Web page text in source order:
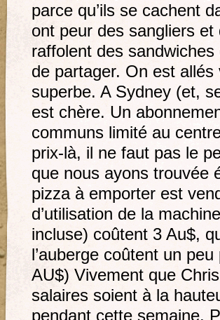
parce qu’ils se cachent
ont peur des sangliers
raffolent des
de partager. On est allés
superbe. A Sydney (et,
est chère. Un
communs limité au
prix-là, il ne faut pas le
que nous ayons trouvée
pizza à emporter est
d’utilisation de la
incluse) coûtent 3 Au$,
l’auberge coûtent un
AU$) Vivement que
salaires soient à la
pendant cette semaine.